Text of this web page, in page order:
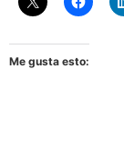
Me gusta esto: